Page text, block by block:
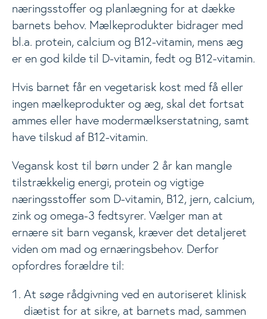
næringsstoffer og planlægning for at dække
barnets behov. Mælkeprodukter bidrager med
bl.a. protein, calcium og B12-vitamin, mens æg
er en god kilde til D-vitamin, fedt og B12-vitamin.
Hvis barnet får en vegetarisk kost med få eller
ingen mælkeprodukter og æg, skal det fortsat
ammes eller have modermælkserstatning, samt
have tilskud af B12-vitamin.
Vegansk kost til børn under 2 år kan mangle
tilstrækkelig energi, protein og vigtige
næringsstoffer som D-vitamin, B12, jern, calcium,
zink og omega-3 fedtsyrer. Vælger man at
ernære sit barn vegansk, kræver det detaljeret
viden om mad og ernæringsbehov. Derfor
opfordres forældre til:
At søge rådgivning ved en autoriseret klinisk
diætist for at sikre, at barnets mad, sammen